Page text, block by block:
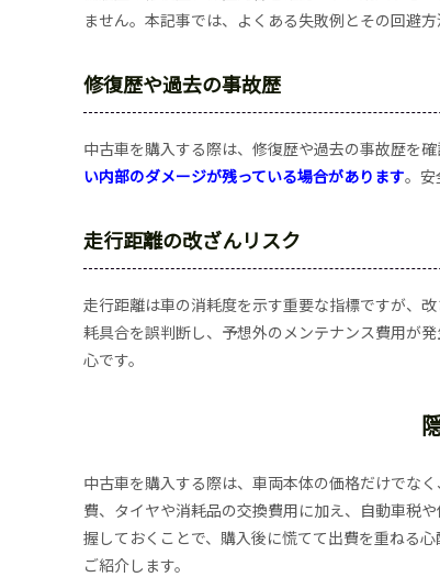
ません。本記事では、よくある失敗例とその回避方
修復歴や過去の事故歴
中古車を購入する際は、修復歴や過去の事故歴を確
い内部のダメージが残っている場合があります。安
走行距離の改ざんリスク
走行距離は車の消耗度を示す重要な指標ですが、
耗具合を誤判断し、予想外のメンテナンス費用が
心です。
中古車を購入する際は、車両本体の価格だけでな
費、タイヤや消耗品の交換費用に加え、自動車税
握しておくことで、購入後に慌てて出費を重ねる
ご紹介します。